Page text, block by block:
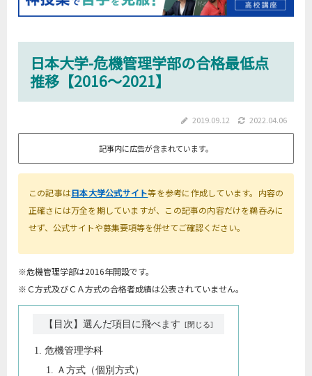
日本大学-危機管理学部の合格最低点
推移【2016～2021】
2019.09.12 2022.04.06
記事内に広告が含まれています。
この記事は日本大学公式サイト等を参考に作成しています。内容の
正確さには万全を期していますが、この記事の内容だけを鵜呑みに
せず、公式サイトや募集要項等を併せてご確認ください。
※危機管理学部は2016年開設です。
※Ｃ方式及びＣＡ方式の合格者成績は公表されていません。
【目次】選んだ項目に飛べます
危機管理学科
Ａ方式（個別方式）